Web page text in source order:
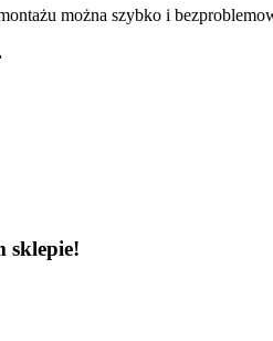
można szybko i
sklepie!